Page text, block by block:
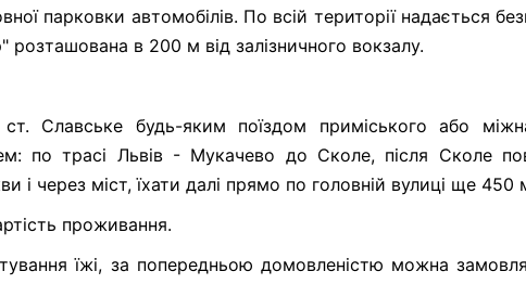
парковки автомобілів. По всій території надається
розташована в 200 м від залізничного вокзалу.
Славcьке будь-яким поїздом приміського або
по трасі Львів - Мукачево до Сколе, після Сколе
і через міст, їхати далі прямо по головній вулиці ще 450
проживання.
їжі, за попередньою домовленістю можна